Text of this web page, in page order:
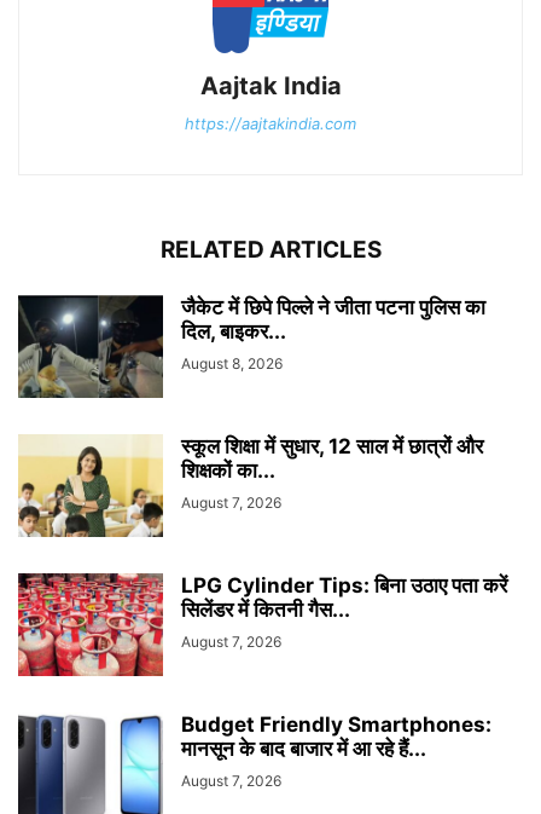
Aajtak India
https://aajtakindia.com
RELATED ARTICLES
जैकेट में छिपे पिल्ले ने जीता पटना पुलिस का
दिल, बाइकर...
August 8, 2026
स्कूल शिक्षा में सुधार, 12 साल में छात्रों और
शिक्षकों का...
August 7, 2026
LPG Cylinder Tips: बिना उठाए पता करें
सिलेंडर में कितनी गैस...
August 7, 2026
Budget Friendly Smartphones:
मानसून के बाद बाजार में आ रहे हैं...
August 7, 2026